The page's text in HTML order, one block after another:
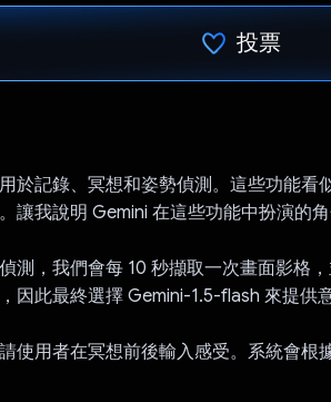
投票
於記錄、冥想和姿勢偵測。這些功能看
讓我說明 Gemini 在這些功能中扮演的角
測，我們會每 10 秒擷取一次畫面影格
因此最終選擇 Gemini-1.5-flash 來提供意
使用者在冥想前後輸入感受。系統會根